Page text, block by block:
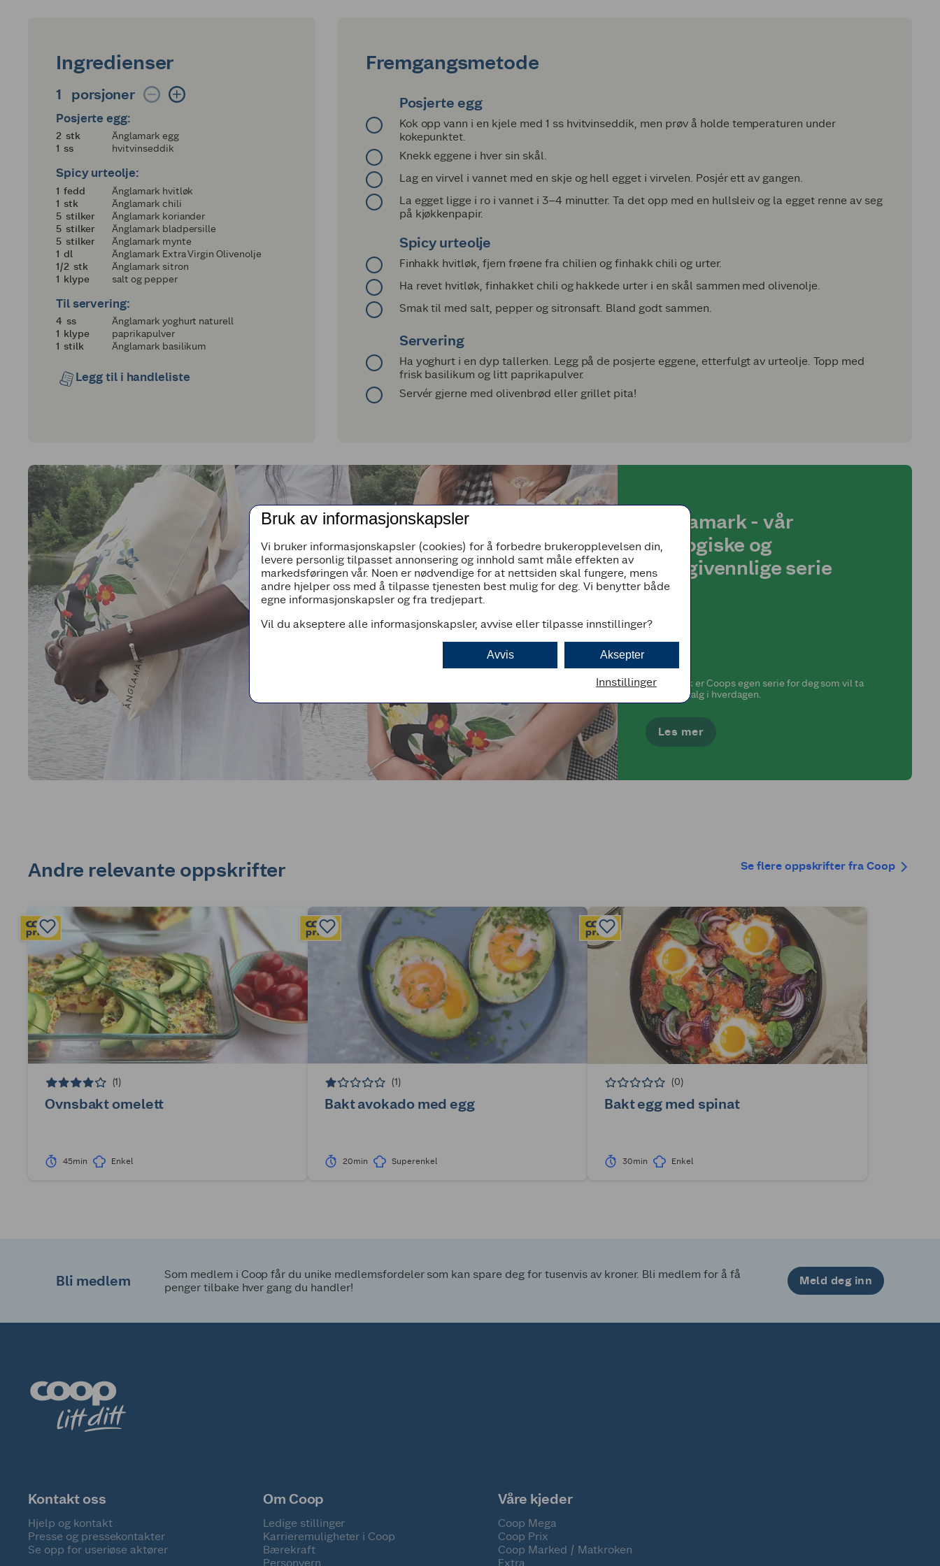
Ingredienser
1 porsjoner
1 porsjoner
Posjerte egg:
2
2 stk
Änglamark egg
11 ss hvitvinseddik
Spicy urteolje:
11 fedd
Änglamark hvitløk
11 stk
Änglamark chili
5
5 stilker
Änglamark koriander
5
5 stilker
Änglamark bladpersille
5
5 stilker
Änglamark mynte
11 dl
Änglamark Extra Virgin Olivenolje
en halv
1/2 stk
Änglamark sitron
11 klype salt og pepper
Til servering:
4
4 ss
Änglamark yoghurt naturell
11 klype
paprikapulver
11 stilk Änglamark basilikum
Legg til i handleliste
Fremgangsmetode
Posjerte egg
Kok opp vann i en kjele med 1 ss hvitvinseddik, men prøv å holde temperaturen under
kokepunktet.
Knekk eggene i hver sin skål.
Lag en virvel i vannet med en skje og hell egget i virvelen. Posjér ett av gangen.
La egget ligge i ro i vannet i 3–4 minutter. Ta det opp med en hullsleiv og la egget renne av seg
på kjøkkenpapir.
Spicy urteolje
Finhakk hvitløk, fjern frøene fra chilien og finhakk chili og urter.
Ha revet hvitløk, finhakket chili og hakkede urter i en skål sammen med olivenolje.
Smak til med salt, pepper og sitronsaft. Bland godt sammen.
Servering
Ha yoghurt i en dyp tallerken. Legg på de posjerte eggene, etterfulgt av urteolje. Topp med
frisk basilikum og litt paprikapulver.
Servér gjerne med olivenbrød eller grillet pita!
Änglamark - vår
økologiske og
allergivennlige serie
Änglamark er Coops egen serie for deg som vil ta
bevisste valg i hverdagen.
Les mer
Andre relevante oppskrifter Se flere oppskrifter fra Coop
(1)
Ovnsbakt omelett
45min Enkel
(1)
Bakt avokado med egg
20min Superenkel
(0)
Bakt egg med spinat
30min Enkel
Bli medlem
Som medlem i Coop får du unike medlemsfordeler som kan spare deg for tusenvis av kroner. Bli medlem for å få
penger tilbake hver gang du handler!
Meld deg inn
Kontakt oss
Hjelp og kontakt
Presse og pressekontakter
Se opp for useriøse aktører
Om Coop
Ledige stillinger
Karrieremuligheter i Coop
Bærekraft
Personvern
Våre kjeder
Coop Mega
Coop Prix
Coop Marked / Matkroken
Extra
Bruk av informasjonskapsler
Vi bruker informasjonskapsler (cookies) for å forbedre brukeropplevelsen din,
levere personlig tilpasset annonsering og innhold samt måle effekten av
markedsføringen vår. Noen er nødvendige for at nettsiden skal fungere, mens
andre hjelper oss med å tilpasse tjenesten best mulig for deg. Vi benytter både
egne informasjonskapsler og fra tredjepart.
Vil du akseptere alle informasjonskapsler, avvise eller tilpasse innstillinger?
Aksepter
Avvis
Innstillinger